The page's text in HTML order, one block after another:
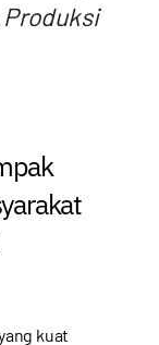
kuat